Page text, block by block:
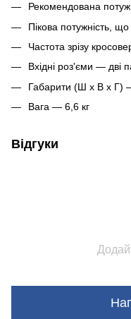
Рекомендована
Пікова потужність,
Частота зрізу
Вхідні роз'єми — дві
Габарити (Ш х В х Г)
Вага — 6,6 кг
Відгуки